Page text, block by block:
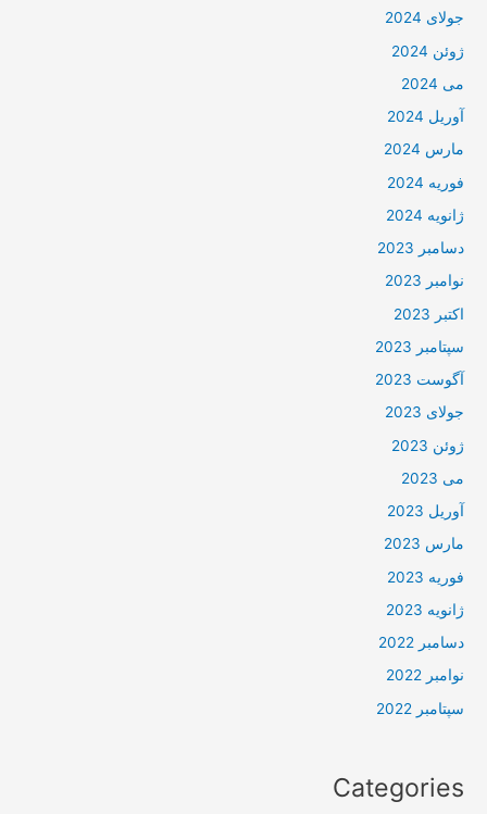
جولای 2024
ژوئن 2024
می 2024
آوریل 2024
مارس 2024
فوریه 2024
ژانویه 2024
دسامبر 2023
نوامبر 2023
اکتبر 2023
سپتامبر 2023
آگوست 2023
جولای 2023
ژوئن 2023
می 2023
آوریل 2023
مارس 2023
فوریه 2023
ژانویه 2023
دسامبر 2022
نوامبر 2022
سپتامبر 2022
Categories